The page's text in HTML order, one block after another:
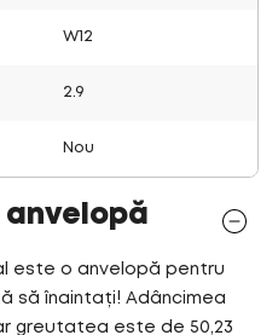
W12
2.9
Nou
este o anvelopă pentru
să înaintați! Adâncimea
greutatea este de 50,23